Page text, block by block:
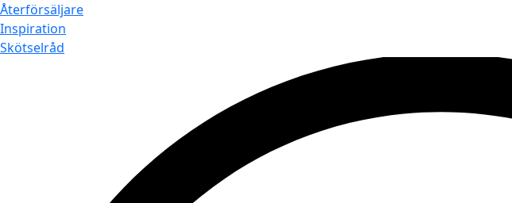
Återförsäljare
Inspiration
Skötselråd